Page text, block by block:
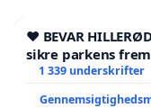
❤️ BEVAR
sikre parkens
1 339 underskrifter